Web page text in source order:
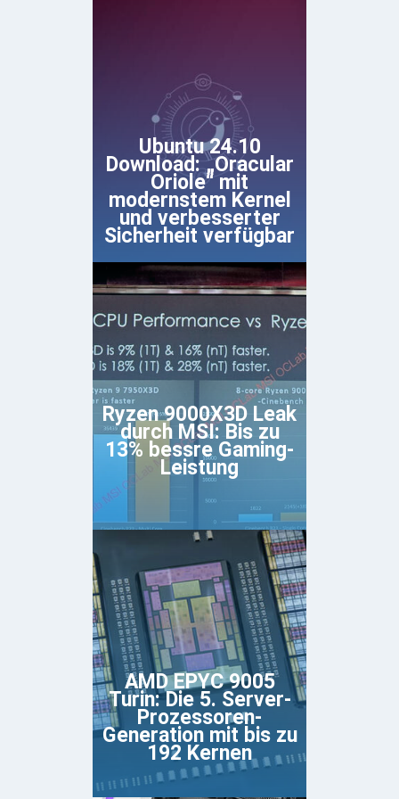
Ubuntu 24.10
Download: „Oracular
Oriole“ mit
modernstem Kernel
und verbesserter
Sicherheit verfügbar
Ryzen 9000X3D Leak
durch MSI: Bis zu
13% bessre Gaming-
Leistung
AMD EPYC 9005
Turin: Die 5. Server-
Prozessoren-
Generation mit bis zu
192 Kernen